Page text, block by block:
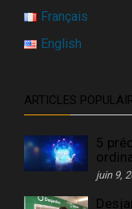
Français
English
ARTICLES
5
juin 9,